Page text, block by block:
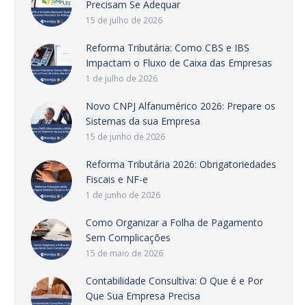
Precisam Se Adequar
15 de julho de 2026
Reforma Tributária: Como CBS e IBS
Impactam o Fluxo de Caixa das Empresas
1 de julho de 2026
Novo CNPJ Alfanumérico 2026: Prepare os
Sistemas da sua Empresa
15 de junho de 2026
Reforma Tributária 2026: Obrigatoriedades
Fiscais e NF-e
1 de junho de 2026
Como Organizar a Folha de Pagamento
Sem Complicações
15 de maio de 2026
Contabilidade Consultiva: O Que é e Por
Que Sua Empresa Precisa